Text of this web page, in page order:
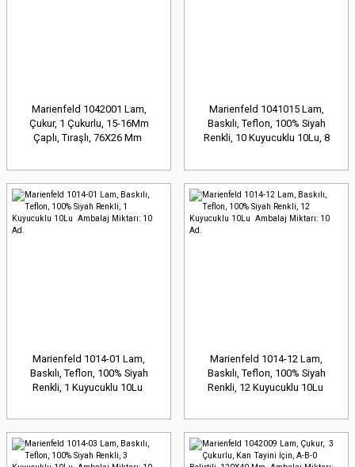
Marienfeld 1042001 Lam,
Çukur, 1 Çukurlu, 15-16Mm
Çaplı, Tıraşlı, 76X26 Mm
Marienfeld 1041015 Lam,
Baskılı, Teflon, 100% Siyah
Renkli, 10 Kuyucuklu 10Lu, 8
Marienfeld 1014-01 Lam,
Baskılı, Teflon, 100% Siyah
Renkli, 1 Kuyucuklu 10Lu
Marienfeld 1014-12 Lam,
Baskılı, Teflon, 100% Siyah
Renkli, 12 Kuyucuklu 10Lu